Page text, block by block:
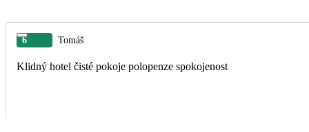
6 Tomáš
Klidný hotel čisté pokoje polopenze spokojenost